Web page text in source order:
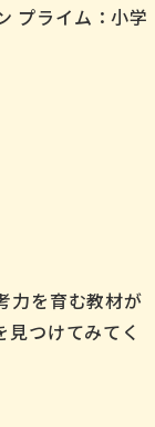
プライム：小学
力を育む教材が
つけてみてく